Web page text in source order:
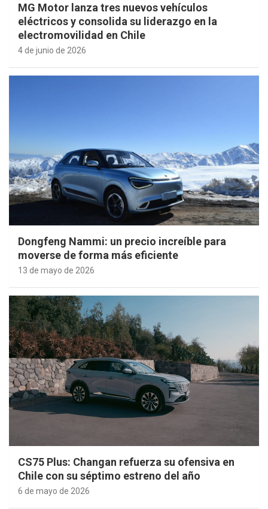
MG Motor lanza tres nuevos vehículos
eléctricos y consolida su liderazgo en la
electromovilidad en Chile
4 de junio de 2026
Dongfeng Nammi: un precio increíble para
moverse de forma más eficiente
13 de mayo de 2026
CS75 Plus: Changan refuerza su ofensiva en
Chile con su séptimo estreno del año
6 de mayo de 2026